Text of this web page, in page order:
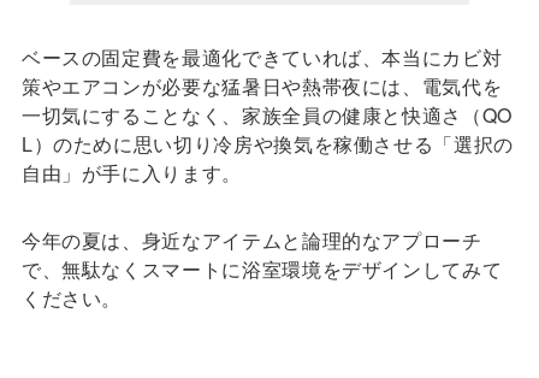
ベースの固定費を最適化できていれば、本当にカビ対
策やエアコンが必要な猛暑日や熱帯夜には、電気代を
一切気にすることなく、家族全員の健康と快適さ（QO
L）のために思い切り冷房や換気を稼働させる「選択の
自由」が手に入ります。
今年の夏は、身近なアイテムと論理的なアプローチ
で、無駄なくスマートに浴室環境をデザインしてみて
ください。